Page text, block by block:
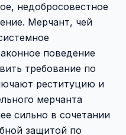
недобросовестное
Мерчант, чей
поведение
требование по
реституцию и
мерчанта
сильно в сочетании
защитой по